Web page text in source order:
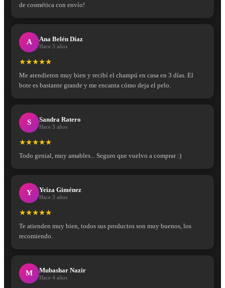
de cosmética con envío!
A Ana Belén Díaz
Hace 3 años
★★★★★
Me atendieron muy bien y recibí el champú en casa en 3 días. El
bote es bastante grande y me encanta cómo deja el pelo.
S Sandra Ratero
Hace 3 años
★★★★★
Todo genial, muy amables... Seguro que vuelvo a comprar :)
Y Yeiza Giménez
Hace 3 años
★★★★★
Te atienden muy bien, todos sus productos son muy buenos, los
recomiendo.
M Mubashar Nazir
Hace 4 años